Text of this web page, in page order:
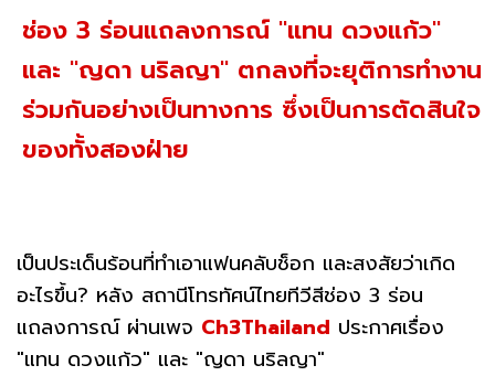
ช่อง 3 ร่อนแถลงการณ์ "แทน ดวงแก้ว"
และ "ญดา นริลญา" ตกลงที่จะยุติการทำงาน
ร่วมกันอย่างเป็นทางการ ซึ่งเป็นการตัดสินใจ
ของทั้งสองฝ่าย
เป็นประเด็นร้อนที่ทำเอาแฟนคลับช็อก และสงสัยว่าเกิด
อะไรขึ้น? หลัง สถานีโทรทัศน์ไทยทีวีสีช่อง 3 ร่อน
แถลงการณ์ ผ่านเพจ Ch3Thailand ประกาศเรื่อง
"แทน ดวงแก้ว" และ "ญดา นริลญา"